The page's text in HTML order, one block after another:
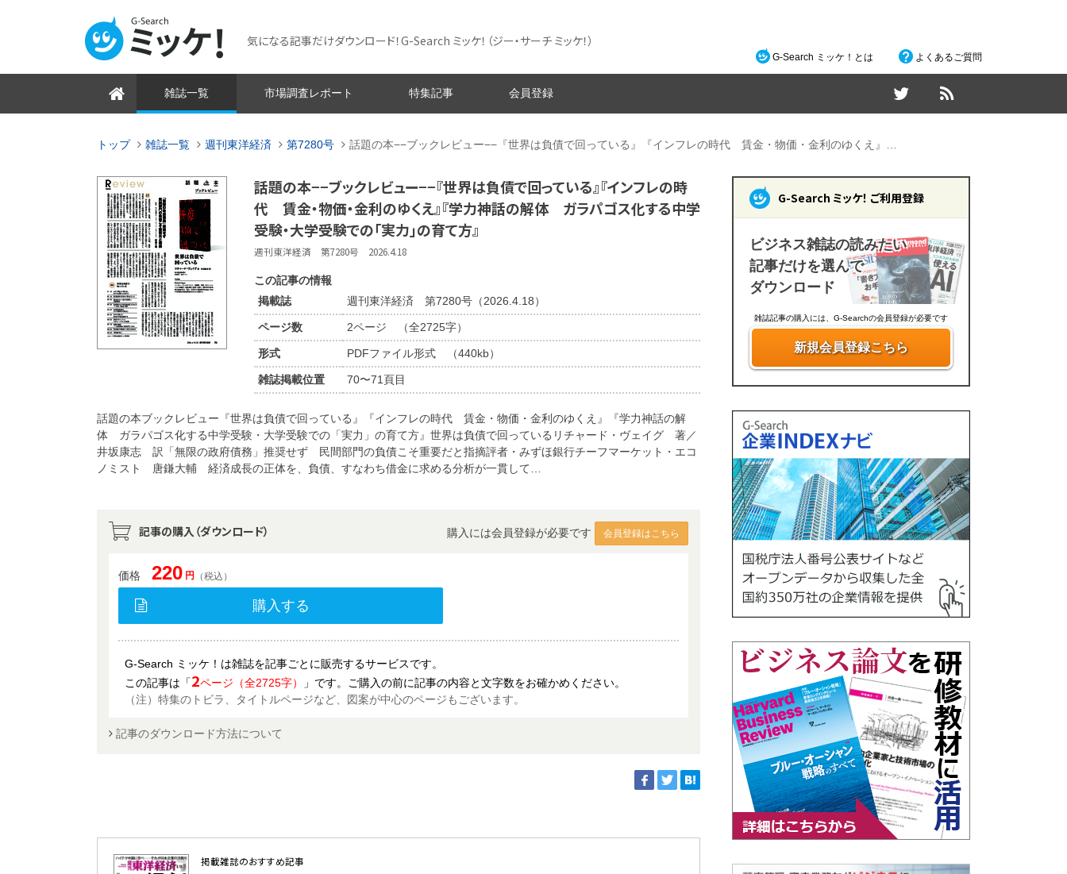
気になる記事だけダウンロード！G-Search ミッケ！ （ジー・サーチ ミッケ！）
G-Search ミッケ！とは よくあるご質問
雑誌一覧 市場調査レポート 特集記事 会員登録
トップ 雑誌一覧 週刊東洋経済 第7280号 話題の本−−ブックレビュー−−『世界は負債で回っている』『インフレの時代 賃金・物価・金利のゆくえ』…
話題の本−−ブックレビュー−−『世界は負債で回っている』『インフレの時
代 賃金・物価・金利のゆくえ』『学力神話の解体 ガラパゴス化する中学
受験・大学受験での「実力」の育て方』
週刊東洋経済 第7280号 2026.4.18
この記事の情報
掲載誌
週刊東洋経済 第7280号（2026.4.18）
ページ数 2ページ （全2725字）
形式 PDFファイル形式 （440kb）
雑誌掲載位置 70〜71頁目
話題の本ブックレビュー『世界は負債で回っている』『インフレの時代 賃金・物価・金利のゆくえ』『学力神話の解
体 ガラパゴス化する中学受験・大学受験での「実力」の育て方』世界は負債で回っているリチャード・ヴェイグ 著／
井坂康志 訳「無限の政府債務」推奨せず 民間部門の負債こそ重要だと指摘評者・みずほ銀行チーフマーケット・エコ
ノミスト 唐鎌大輔 経済成長の正体を、負債、すなわち借金に求める分析が一貫して…
記事の購入（ダウンロード） 購入には会員登録が必要です 会員登録はこちら
価格 220 円 （税込）
購入する
G-Search ミッケ！は雑誌を記事ごとに販売するサービスです。
この記事は「2ページ（全2725字）
」です。ご購入の前に記事の内容と文字数をお確かめください。
（注）特集のトビラ、タイトルページなど、図案が中心のページもございます。
記事のダウンロード方法について
掲載雑誌のおすすめ記事
G-Search ミッケ！ ご利用登録
ビジネス雑誌の読みたい
記事だけを選んで
ダウンロード
雑誌記事の購入には、G-Searchの会員登録が必要です
新規会員登録こちら